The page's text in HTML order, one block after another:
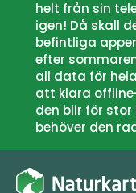
helt från sin
igen! Då skall
befintliga
efter
all data för
att klara
den blir för
behöver den